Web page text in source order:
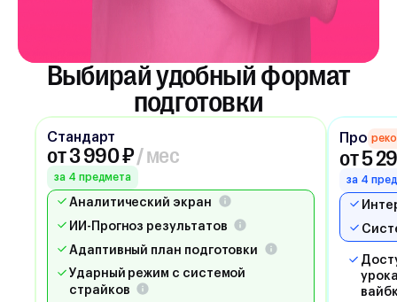
Выбирай удобный формат
подготовки
Стандарт
от 3 990 ₽/ мес
за 4 предмета
Аналитический экран
ИИ-Прогноз результатов
Адаптивный план подготовки
Ударный режим с системой
страйков
Про
от 5
за 4